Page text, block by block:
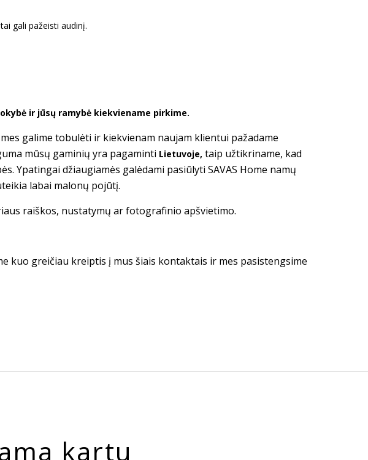
gali pažeisti audinį.
ir jūsų ramybė kiekviename pirkime.
galime tobulėti ir kiekvienam naujam klientui pažadame
mūsų gaminių yra pagaminti Lietuvoje, taip užtikriname, kad
Ypatingai džiaugiamės galėdami pasiūlyti SAVAS Home namų
labai malonų pojūtį.
raiškos, nustatymų ar fotografinio apšvietimo.
kuo greičiau kreiptis į mus šiais kontaktais ir mes pasistengsime
kartu